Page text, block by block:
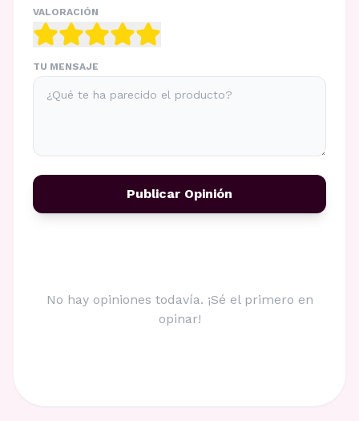
VALORACIÓN
TU MENSAJE
Publicar Opinión
No hay opiniones todavía. ¡Sé el primero en
opinar!